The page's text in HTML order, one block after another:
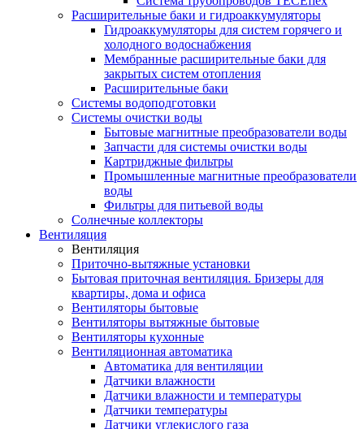
Расширительные баки и гидроаккумуляторы
Гидроаккумуляторы для систем горячего и
холодного водоснабжения
Мембранные расширительные баки для
закрытых систем отопления
Расширительные баки
Системы водоподготовки
Системы очистки воды
Бытовые магнитные преобразователи воды
Запчасти для системы очистки воды
Картриджные фильтры
Промышленные магнитные преобразователи
воды
Фильтры для питьевой воды
Солнечные коллекторы
Вентиляция
Вентиляция
Приточно-вытяжные установки
Бытовая приточная вентиляция. Бризеры для
квартиры, дома и офиса
Вентиляторы бытовые
Вентиляторы вытяжные бытовые
Вентиляторы кухонные
Вентиляционная автоматика
Автоматика для вентиляции
Датчики влажности
Датчики влажности и температуры
Датчики температуры
Датчики углекислого газа